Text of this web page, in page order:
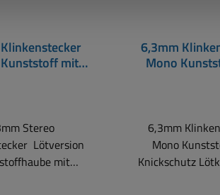
mit
Stereo
mit
6,3mm
Mono
6,3mm
Mono
Knickschutz Lötkontakte /